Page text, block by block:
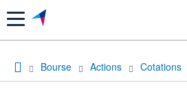
Menu
Bourse Actions Cotations